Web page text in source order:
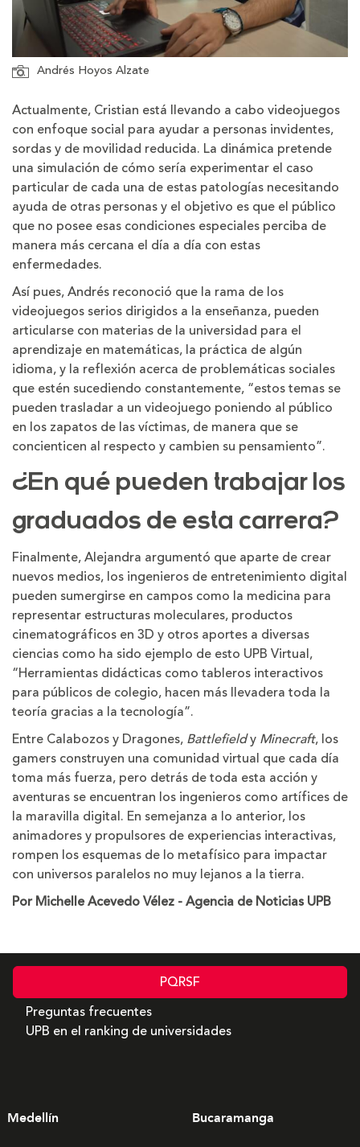
Andrés Hoyos Alzate
Actualmente, Cristian está llevando a cabo videojuegos
con enfoque social para ayudar a personas invidentes,
sordas y de movilidad reducida. La dinámica pretende
una simulación de cómo sería experimentar el caso
particular de cada una de estas patologías necesitando
ayuda de otras personas y el objetivo es que el público
que no posee esas condiciones especiales perciba de
manera más cercana el día a día con estas
enfermedades.
Así pues, Andrés reconoció que la rama de los
videojuegos serios dirigidos a la enseñanza, pueden
articularse con materias de la universidad para el
aprendizaje en matemáticas, la práctica de algún
idioma, y la reflexión acerca de problemáticas sociales
que estén sucediendo constantemente, “estos temas se
pueden trasladar a un videojuego poniendo al público
en los zapatos de las víctimas, de manera que se
concienticen al respecto y cambien su pensamiento”.
¿En qué pueden trabajar los
graduados de esta carrera?
Finalmente, Alejandra argumentó que aparte de crear
nuevos medios, los ingenieros de entretenimiento digital
pueden sumergirse en campos como la medicina para
representar estructuras moleculares, productos
cinematográficos en 3D y otros aportes a diversas
ciencias como ha sido ejemplo de esto UPB Virtual,
“Herramientas didácticas como tableros interactivos
para públicos de colegio, hacen más llevadera toda la
teoría gracias a la tecnología”.
Entre Calabozos y Dragones, Battlefieldy Minecraft, los
gamers construyen una comunidad virtual que cada día
toma más fuerza, pero detrás de toda esta acción y
aventuras se encuentran los ingenieros como artífices de
la maravilla digital. En semejanza a lo anterior, los
animadores y propulsores de experiencias interactivas,
rompen los esquemas de lo metafísico para impactar
con universos paralelos no muy lejanos a la tierra.
Por Michelle Acevedo Vélez - Agencia de Noticias UPB
PQRSF
Preguntas frecuentes
UPB en el ranking de universidades
Medellín Bucaramanga